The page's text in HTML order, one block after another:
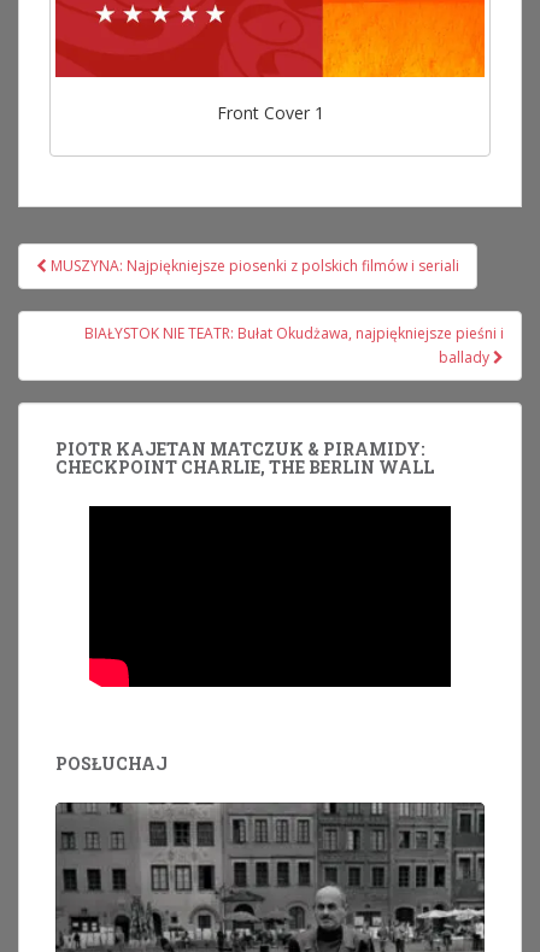
Front Cover 1
Nawigacja
wpisu
MUSZYNA: Najpiękniejsze piosenki z polskich filmów i seriali
BIAŁYSTOK NIE TEATR: Bułat Okudżawa, najpiękniejsze pieśni i
ballady
PIOTR KAJETAN MATCZUK & PIRAMIDY:
CHECKPOINT CHARLIE, THE BERLIN WALL
POSŁUCHAJ
Odtwarzacz
dźwiękowych